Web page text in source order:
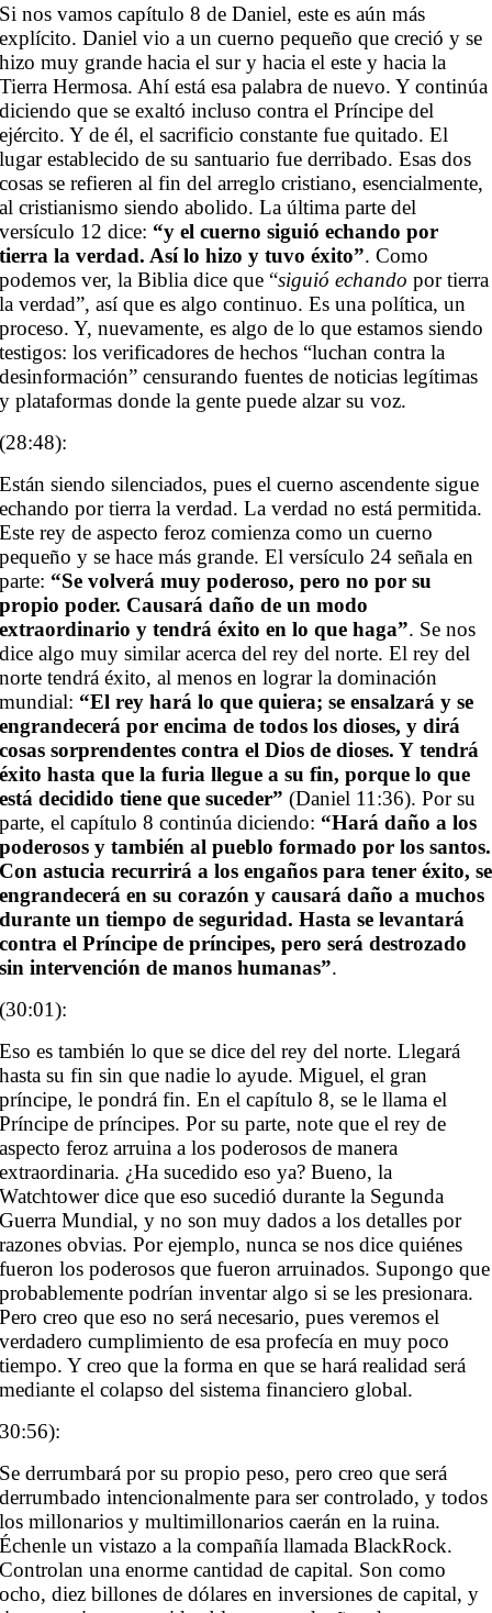
Si nos vamos capítulo 8 de Daniel, este es aún más
explícito. Daniel vio a un cuerno pequeño que creció y se
hizo muy grande hacia el sur y hacia el este y hacia la
Tierra Hermosa. Ahí está esa palabra de nuevo. Y continúa
diciendo que se exaltó incluso contra el Príncipe del
ejército. Y de él, el sacrificio constante fue quitado. El
lugar establecido de su santuario fue derribado. Esas dos
cosas se refieren al fin del arreglo cristiano, esencialmente,
al cristianismo siendo abolido. La última parte del
versículo 12 dice: “y el cuerno siguió echando por
tierra la verdad. Así lo hizo y tuvo éxito”. Como
podemos ver, la Biblia dice que “siguió echando por tierra
la verdad”, así que es algo continuo. Es una política, un
proceso. Y, nuevamente, es algo de lo que estamos siendo
testigos: los verificadores de hechos “luchan contra la
desinformación” censurando fuentes de noticias legítimas
y plataformas donde la gente puede alzar su voz.
(28:48):
Están siendo silenciados, pues el cuerno ascendente sigue
echando por tierra la verdad. La verdad no está permitida.
Este rey de aspecto feroz comienza como un cuerno
pequeño y se hace más grande. El versículo 24 señala en
parte: “Se volverá muy poderoso, pero no por su
propio poder. Causará daño de un modo
extraordinario y tendrá éxito en lo que haga”. Se nos
dice algo muy similar acerca del rey del norte. El rey del
norte tendrá éxito, al menos en lograr la dominación
mundial: “El rey hará lo que quiera; se ensalzará y se
engrandecerá por encima de todos los dioses, y dirá
cosas sorprendentes contra el Dios de dioses. Y tendrá
éxito hasta que la furia llegue a su fin, porque lo que
está decidido tiene que suceder” (Daniel 11:36). Por su
parte, el capítulo 8 continúa diciendo: “Hará daño a los
poderosos y también al pueblo formado por los santos.
Con astucia recurrirá a los engaños para tener éxito, se
engrandecerá en su corazón y causará daño a muchos
durante un tiempo de seguridad. Hasta se levantará
contra el Príncipe de príncipes, pero será destrozado
sin intervención de manos humanas”.
(30:01):
Eso es también lo que se dice del rey del norte. Llegará
hasta su fin sin que nadie lo ayude. Miguel, el gran
príncipe, le pondrá fin. En el capítulo 8, se le llama el
Príncipe de príncipes. Por su parte, note que el rey de
aspecto feroz arruina a los poderosos de manera
extraordinaria. ¿Ha sucedido eso ya? Bueno, la
Watchtower dice que eso sucedió durante la Segunda
Guerra Mundial, y no son muy dados a los detalles por
razones obvias. Por ejemplo, nunca se nos dice quiénes
fueron los poderosos que fueron arruinados. Supongo que
probablemente podrían inventar algo si se les presionara.
Pero creo que eso no será necesario, pues veremos el
verdadero cumplimiento de esa profecía en muy poco
tiempo. Y creo que la forma en que se hará realidad será
mediante el colapso del sistema financiero global.
30:56):
Se derrumbará por su propio peso, pero creo que será
derrumbado intencionalmente para ser controlado, y todos
los millonarios y multimillonarios caerán en la ruina.
Échenle un vistazo a la compañía llamada BlackRock.
Controlan una enorme cantidad de capital. Son como
ocho, diez billones de dólares en inversiones de capital, y